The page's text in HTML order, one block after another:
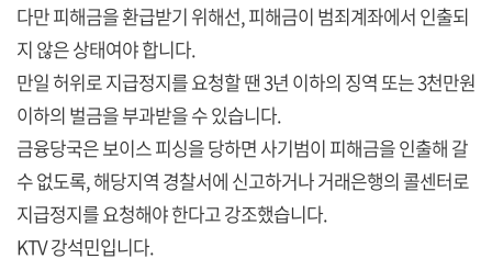
다만 피해금을 환급받기 위해선, 피해금이 범죄계좌에서 인출되
지 않은 상태여야 합니다.
만일 허위로 지급정지를 요청할 땐 3년 이하의 징역 또는 3천만원
이하의 벌금을 부과받을 수 있습니다.
금융당국은 보이스 피싱을 당하면 사기범이 피해금을 인출해 갈
수 없도록, 해당지역 경찰서에 신고하거나 거래은행의 콜센터로
지급정지를 요청해야 한다고 강조했습니다.
KTV 강석민입니다.